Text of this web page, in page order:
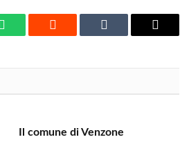
WhatsAppReddit Tumblr Email
Il comune di Venzone